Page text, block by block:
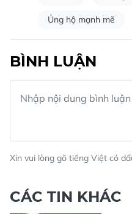
Ủng hộ mạnh mẽ
BÌNH LUẬN
Xin vui lòng gõ tiếng Việt có
CÁC TIN KHÁC